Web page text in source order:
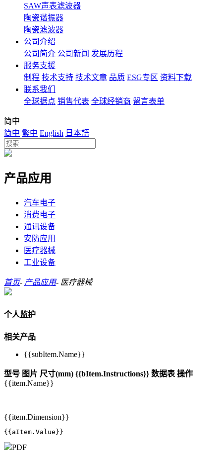
SAW声表滤波器
陶瓷谐振器
陶瓷滤波器
公司介绍
公司简介 公司新闻 发展历程
服务支援
制程 技术支持 技术文章 品质 ESG专区 资料下载
联系我们
全球据点 销售代表 全球经销商 留言表单
简中
简中 繁中 English 日本語
产品应用
汽车电子
消费电子
通讯设备
安防应用
医疗器械
工业设备
首页- 产品应用- 医疗器械
个人监护
相关产品
{{subItem.Name}}
型号 图片 尺寸(mm) {{bItem.Instructions}} 数据表 操作
{{item.Name}}
{{item.Dimension}}
{{aItem.Value}}
PDF